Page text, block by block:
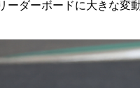
ーダーボードに大きな変